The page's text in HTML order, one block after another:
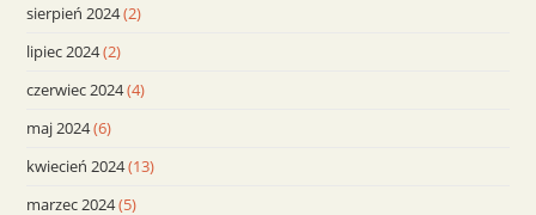
sierpień 2024(2)
lipiec 2024(2)
czerwiec 2024(4)
maj 2024(6)
kwiecień 2024(13)
marzec 2024(5)